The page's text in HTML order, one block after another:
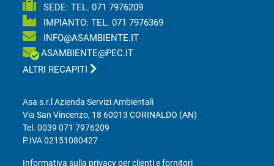
SEDE: TEL.071 7976209
IMPIANTO: TEL.071 7976369
INFO@ASAMBIENTE.IT
ASAMBIENTE@PEC.IT
ALTRI RECAPITI
Asa s.r.l Azienda Servizi Ambientali
Via San Vincenzo, 18 60013 CORINALDO (AN)
Tel.0039 071 7976209
P.IVA 02151080427
Informativa sulla privacy per clienti e fornitori